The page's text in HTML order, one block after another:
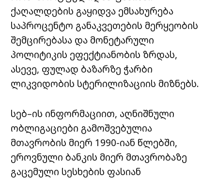
ქაღალდების გაყიდვა ემსახურება
საპროცენტო განაკვეთების მერყეობის
შემცირებასა და მონეტარული
პოლიტიკის ეფექტიანობის ზრდას,
ასევე, ფულად ბაზარზე ჭარბი
ლიკვიდობის სტერილიზაციის მიზნებს.
სებ–ის ინფორმაციით, აღნიშნული
ობლიგაციები გამოშვებულია
მთავრობის მიერ 1990-იან წლებში,
ეროვნული ბანკის მიერ მთავრობაზე
გაცემული სესხების ფასიან